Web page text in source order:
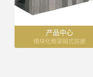
产品中心
模块化框架箱式房屋